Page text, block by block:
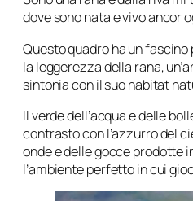
dove sono nata e vivo ancor
Questo quadro ha un
la leggerezza della rana,
sintonia con il suo habitat
Il verde dell’acqua e delle
contrasto con l’azzurro del
onde e delle gocce prodotte
l’ambiente perfetto in cui